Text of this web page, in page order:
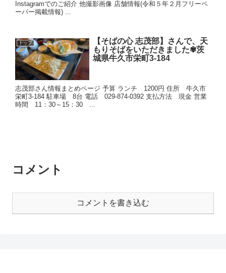
Instagramでのご紹介 他撮影画像 店舗情報(令和５年２月フリーペ
ーパー掲載情報) ...
トップ
【そばの心 志茂部】さんで、天
もりそばをいただきました✾茨
城県牛久市栄町3-184
志茂部さん情報まとめページ 予算 ランチ 1200円 住所 牛久市
栄町3-184 駐車場 8台 電話 029-874-0392 支払方法 現金 営業
時間 11：30～15：30 ...
コメント
コメントを書き込む